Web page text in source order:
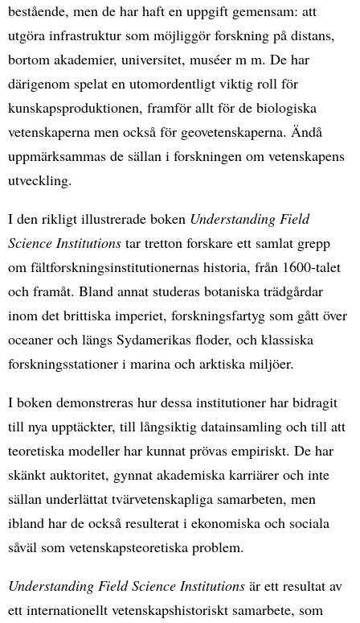
bestående, men de har haft en uppgift gemensam: att
utgöra infrastruktur som möjliggör forskning på distans,
bortom akademier, universitet, muséer m m. De har
därigenom spelat en utomordentligt viktig roll för
kunskapsproduktionen, framför allt för de biologiska
vetenskaperna men också för geovetenskaperna. Ändå
uppmärksammas de sällan i forskningen om vetenskapens
utveckling.
I den rikligt illustrerade boken Understanding Field
Science Institutions tar tretton forskare ett samlat grepp
om fältforskningsinstitutionernas historia, från 1600-talet
och framåt. Bland annat studeras botaniska trädgårdar
inom det brittiska imperiet, forskningsfartyg som gått över
oceaner och längs Sydamerikas floder, och klassiska
forskningsstationer i marina och arktiska miljöer.
I boken demonstreras hur dessa institutioner har bidragit
till nya upptäckter, till långsiktig datainsamling och till att
teoretiska modeller har kunnat prövas empiriskt. De har
skänkt auktoritet, gynnat akademiska karriärer och inte
sällan underlättat tvärvetenskapliga samarbeten, men
ibland har de också resulterat i ekonomiska och sociala
såväl som vetenskapsteoretiska problem.
Understanding Field Science Institutions är ett resultat av
ett internationellt vetenskapshistoriskt samarbete, som